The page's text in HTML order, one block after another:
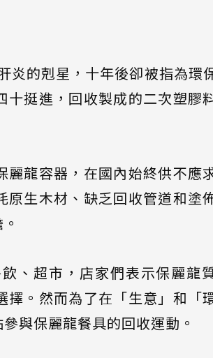
炎的剋星，十年後卻被指為環
挺進，回收製成的二次塑膠
龍容器，在國內始終供不應
生木材、缺乏回收管道和塗
、超市，店家們表示保麗龍
。然而為了在「生意」和「環
與保麗龍餐具的回收運動。